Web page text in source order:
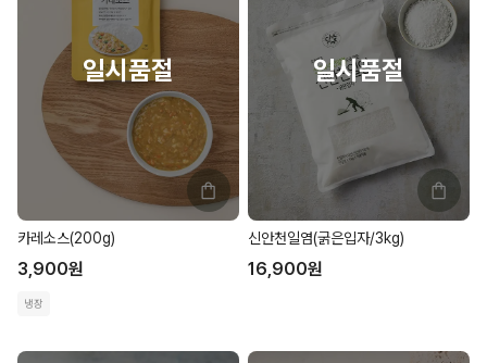
카레소스(200g)
3,900원
냉장
신안천일염(굵은입자/3kg)
16,900원